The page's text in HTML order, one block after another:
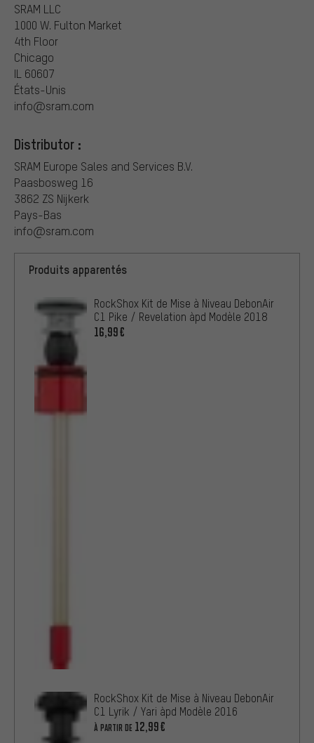
SRAM LLC
1000 W. Fulton Market
4th Floor
Chicago
IL 60607
États-Unis
info@sram.com
Distributor :
SRAM Europe Sales and Services B.V.
Paasbosweg 16
3862 ZS Nijkerk
Pays-Bas
info@sram.com
Produits apparentés
RockShox Kit de Mise à Niveau DebonAir
C1 Pike / Revelation àpd Modèle 2018
16,99€
RockShox Kit de Mise à Niveau DebonAir
C1 Lyrik / Yari àpd Modèle 2016
À PARTIR DE 12,99€